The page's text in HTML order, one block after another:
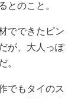
とのこと。
でできたピン
が、大人っぽ
。
でもタイのス